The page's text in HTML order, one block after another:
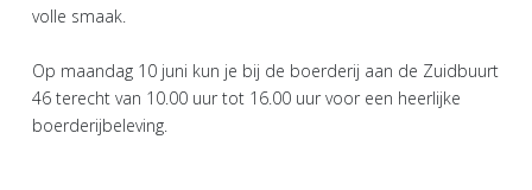
volle smaak.
Op maandag 10 juni kun je bij de boerderij aan de Zuidbuurt
46 terecht van 10.00 uur tot 16.00 uur voor een heerlijke
boerderijbeleving.